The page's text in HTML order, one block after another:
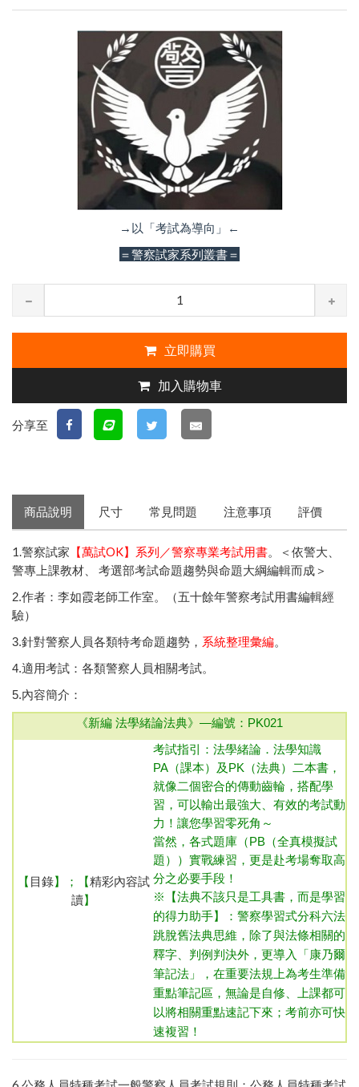
→以「考試為導向」←
＝警察試家系列叢書＝
立即購買
加入購物車
分享至
商品說明 尺寸 常見問題 注意事項 評價
1.警察試家 【萬試OK】系列／警察專業考試用書。＜依警大、
警專上課教材、 考選部考試命題趨勢與命題大綱編輯而成＞
2.作者：李如霞老師工作室。（五十餘年警察考試用書編輯經
驗）
3.針對警察人員各類特考命題趨勢， 系統整理彙編。
4.適用考試：各類警察人員相關考試。
5.內容簡介：
《新編 法學緒論法典》—編號：PK021
【 目錄】；【精彩內容試
讀】
考試指引：法學緒論．法學知識
PA（課本）及PK（法典）二本書，
就像二個密合的傳動齒輪，搭配學
習，可以輸出最強大、有效的考試動
力！讓您學習零死角～
當然，各式題庫（PB（全真模擬試
題））實戰練習，更是赴考場奪取高
分之必要手段！
※【法典不該只是工具書，而是學習
的得力助手】：警察學習式分科六法
跳脫舊法典思維，除了與法條相關的
釋字、判例判決外，更導入「康乃爾
筆記法」，在重要法規上為考生準備
重點筆記區，無論是自修、上課都可
以將相關重點速記下來；考前亦可快
速複習！